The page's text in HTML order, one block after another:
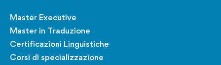
Master Executive
Master in Traduzione
Certificazioni Linguistiche
Corsi di specializzazione